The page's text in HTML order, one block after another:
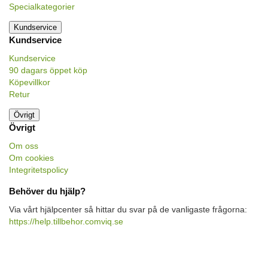
Specialkategorier
Kundservice
Kundservice
Kundservice
90 dagars öppet köp
Köpevillkor
Retur
Övrigt
Övrigt
Om oss
Om cookies
Integritetspolicy
Behöver du hjälp?
Via vårt hjälpcenter så hittar du svar på de vanligaste frågorna:
https://help.tillbehor.comviq.se